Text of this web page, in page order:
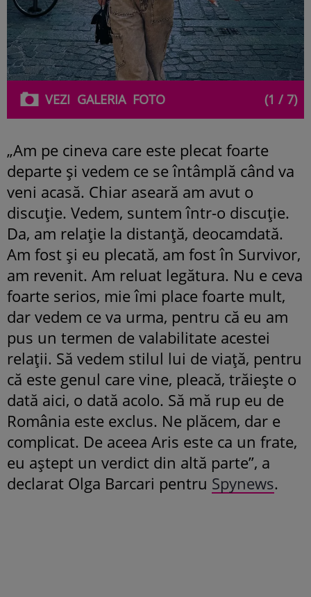
VEZI GALERIAFOTO (1 / 7)
„Am pe cineva care este plecat foarte
departe și vedem ce se întâmplă când va
veni acasă. Chiar aseară am avut o
discuție. Vedem, suntem într-o discuție.
Da, am relație la distanță, deocamdată.
Am fost și eu plecată, am fost în Survivor,
am revenit. Am reluat legătura. Nu e ceva
foarte serios, mie îmi place foarte mult,
dar vedem ce va urma, pentru că eu am
pus un termen de valabilitate acestei
relații. Să vedem stilul lui de viață, pentru
că este genul care vine, pleacă, trăiește o
dată aici, o dată acolo. Să mă rup eu de
România este exclus. Ne plăcem, dar e
complicat. De aceea Aris este ca un frate,
eu aștept un verdict din altă parte”, a
declarat Olga Barcari pentru Spynews.